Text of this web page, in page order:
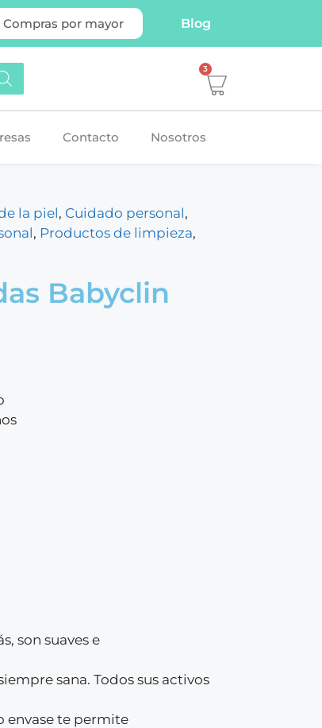
Compras por mayor Blog
3
Contacto Nosotros
la piel, Cuidado personal,
, Productos de limpieza,
Babyclin
son suaves e
sana. Todos sus activos
envase te permite